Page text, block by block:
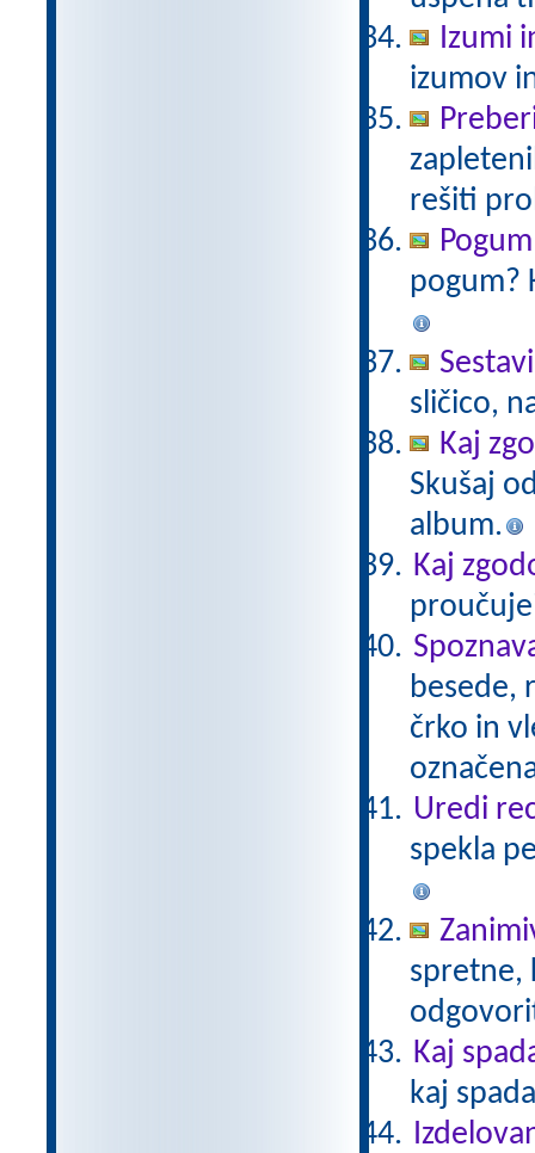
Izumi
izumov
rešiti
pogum?
sličico,
Kaj
Skušaj
album.
Kaj
besede,
črko in
Uredi
spekla
spretne,
Kaj
kaj